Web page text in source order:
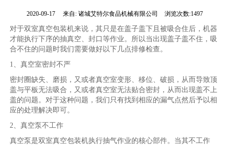
2020-09-17 来自: 诸城艾特尔食品机械有限公司 浏览次数:1497
对于双室真空包装机来说，其只是在盖子盖下且被吸合住后，机器
才能执行下序的抽真空、封口等作业。所以当出现盖子盖不住，吸
合不住的问题时我们需要做好以下几点排修检查。
1、真空室密封不严
密封圈缺失、磨损，又或者真空室变形、移位、破损，从而导致顶
盖与平板无法吸合，又或者真空室无法贴合密封，从而出现盖不上
盖的问题。对于这种问题，我们只有找到相应的漏气点然后予以相
应的处理解决即可。
2、真空泵不工作
真空泵是双室真空包装机执行抽气作业的核心部件。当其不工作